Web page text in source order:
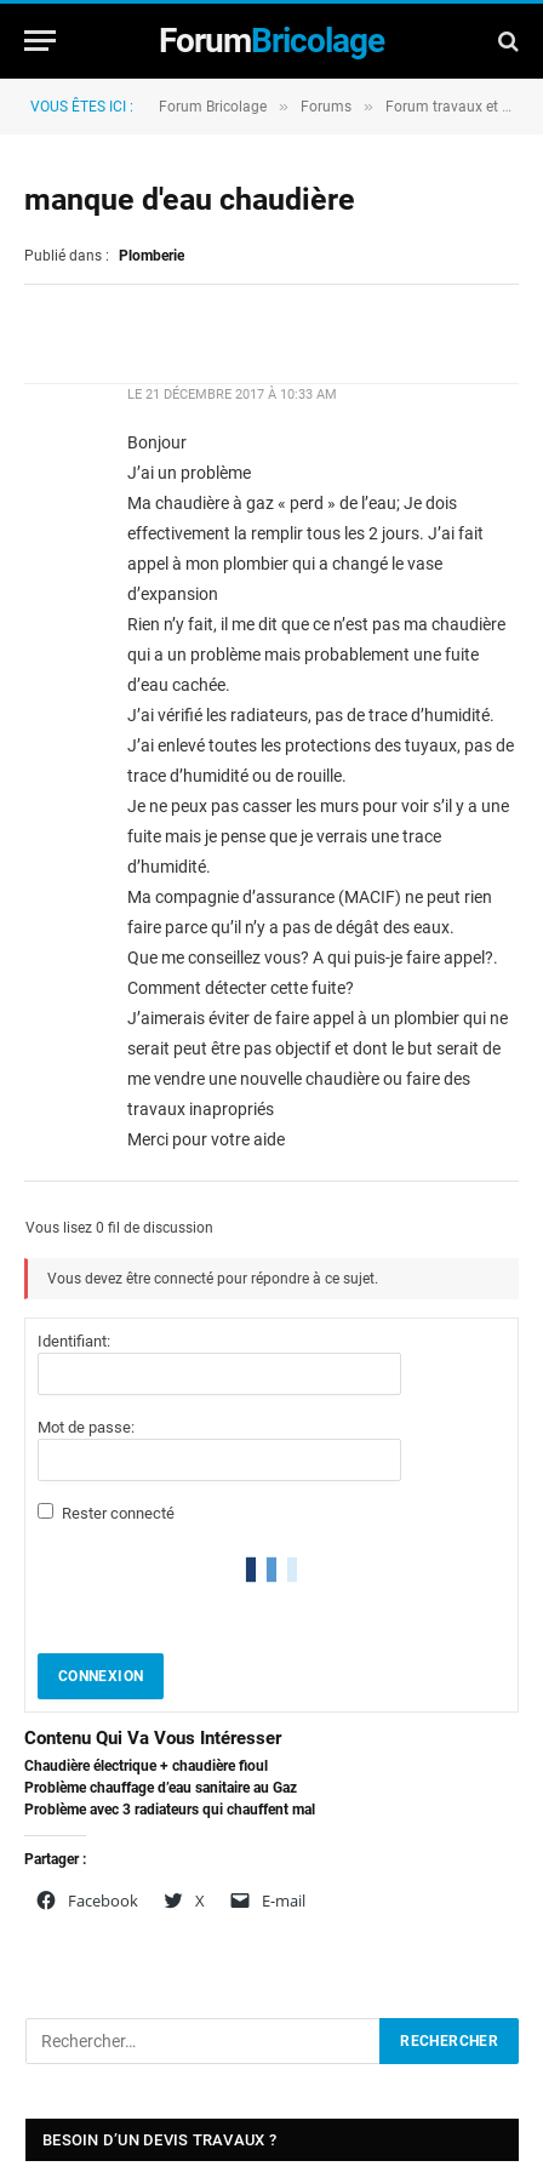
ForumBricolage
VOUS ÊTES ICI : Forum Bricolage » Forums » Forum travaux et rénovation
manque d'eau chaudière
Publié dans : Plomberie
LE 21 DÉCEMBRE 2017 À 10:33 AM
Bonjour
J’ai un problème
Ma chaudière à gaz « perd » de l’eau; Je dois
effectivement la remplir tous les 2 jours. J’ai fait
appel à mon plombier qui a changé le vase
d’expansion
Rien n’y fait, il me dit que ce n’est pas ma chaudière
qui a un problème mais probablement une fuite
d’eau cachée.
J’ai vérifié les radiateurs, pas de trace d’humidité.
J’ai enlevé toutes les protections des tuyaux, pas de
trace d’humidité ou de rouille.
Je ne peux pas casser les murs pour voir s’il y a une
fuite mais je pense que je verrais une trace
d’humidité.
Ma compagnie d’assurance (MACIF) ne peut rien
faire parce qu’il n’y a pas de dégât des eaux.
Que me conseillez vous? A qui puis-je faire appel?.
Comment détecter cette fuite?
J’aimerais éviter de faire appel à un plombier qui ne
serait peut être pas objectif et dont le but serait de
me vendre une nouvelle chaudière ou faire des
travaux inapropriés
Merci pour votre aide
Vous lisez 0 fil de discussion
Vous devez être connecté pour répondre à ce sujet.
Identifiant:
Mot de passe:
Rester connecté
CONNEXION
Contenu Qui Va Vous Intéresser
Chaudière électrique + chaudière fioul
Problème chauffage d’eau sanitaire au Gaz
Problème avec 3 radiateurs qui chauffent mal
Partager :
Facebook X E-mail
BESOIN D’UN DEVIS TRAVAUX ?